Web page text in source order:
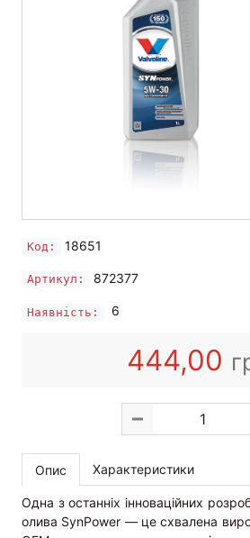
Код: 18651
Артикул: 872377
Наявність: 6
444,00
Опис Характеристики
Одна з останніх інноваційних
олива SynPower — це схвалена